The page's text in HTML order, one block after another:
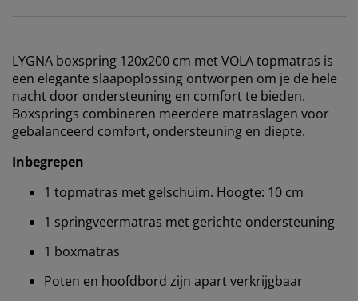
LYGNA boxspring 120x200 cm met VOLA topmatras is
een elegante slaapoplossing ontworpen om je de hele
nacht door ondersteuning en comfort te bieden.
Boxsprings combineren meerdere matraslagen voor
gebalanceerd comfort, ondersteuning en diepte.
Inbegrepen
1 topmatras met gelschuim. Hoogte: 10 cm
1 springveermatras met gerichte ondersteuning
1 boxmatras
Poten en hoofdbord zijn apart verkrijgbaar